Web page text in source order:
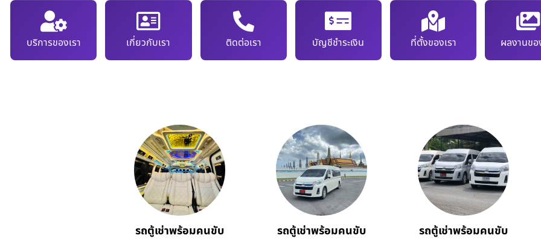
บริการของเรา เกี่ยวกับเรา ติดต่อเรา บัญชีชำระเงิน ที่ตั้งของเรา ผลงานขอ
รถตู้เช่าพร้อมคนขับ รถตู้เช่าพร้อมคนขับ รถตู้เช่าพร้อมคนขับ